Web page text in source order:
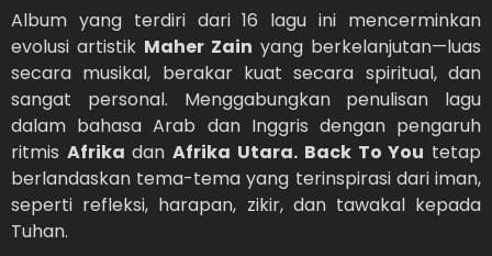
Album yang terdiri dari 16 lagu ini mencerminkan
evolusi artistik Maher Zain yang berkelanjutan—luas
secara musikal, berakar kuat secara spiritual, dan
sangat personal. Menggabungkan penulisan lagu
dalam bahasa Arab dan Inggris dengan pengaruh
ritmis Afrika dan Afrika Utara. Back To You tetap
berlandaskan tema-tema yang terinspirasi dari iman,
seperti refleksi, harapan, zikir, dan tawakal kepada
Tuhan.